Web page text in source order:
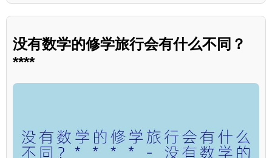
没有数学的修学旅行会有什么不同？
****